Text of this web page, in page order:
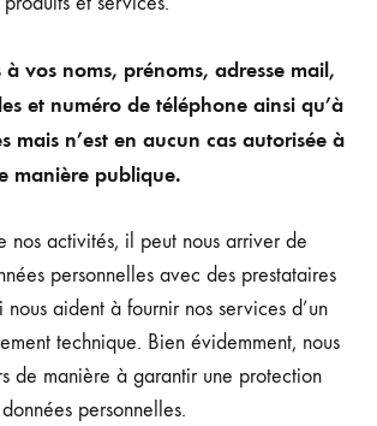
à vos noms, prénoms, adresse mail,
et numéro de téléphone ainsi qu’à
mais n’est en aucun cas autorisée à
manière publique.
nos activités, il peut nous arriver de
personnelles avec des prestataires
nous aident à fournir nos services d’un
technique. Bien évidemment, nous
de manière à garantir une protection
personnelles.